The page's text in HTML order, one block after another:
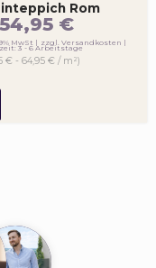
Rom
54,95 €
MwSt zzgl. Versandkosten
3 - 6 Arbeitstage
€ - 64,95 € / m²)